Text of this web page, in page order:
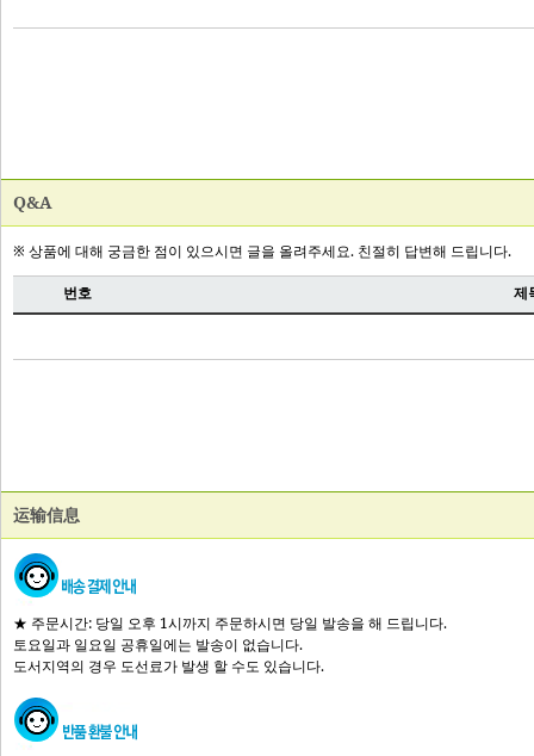
Q&A
运输信息
★ 주문시간: 당일 오후 1시까지 주문하시면 당일 발송을 해 드립니다.
토요일과 일요일 공휴일에는 발송이 없습니다.
도서지역의 경우 도선료가 발생 할 수도 있습니다.